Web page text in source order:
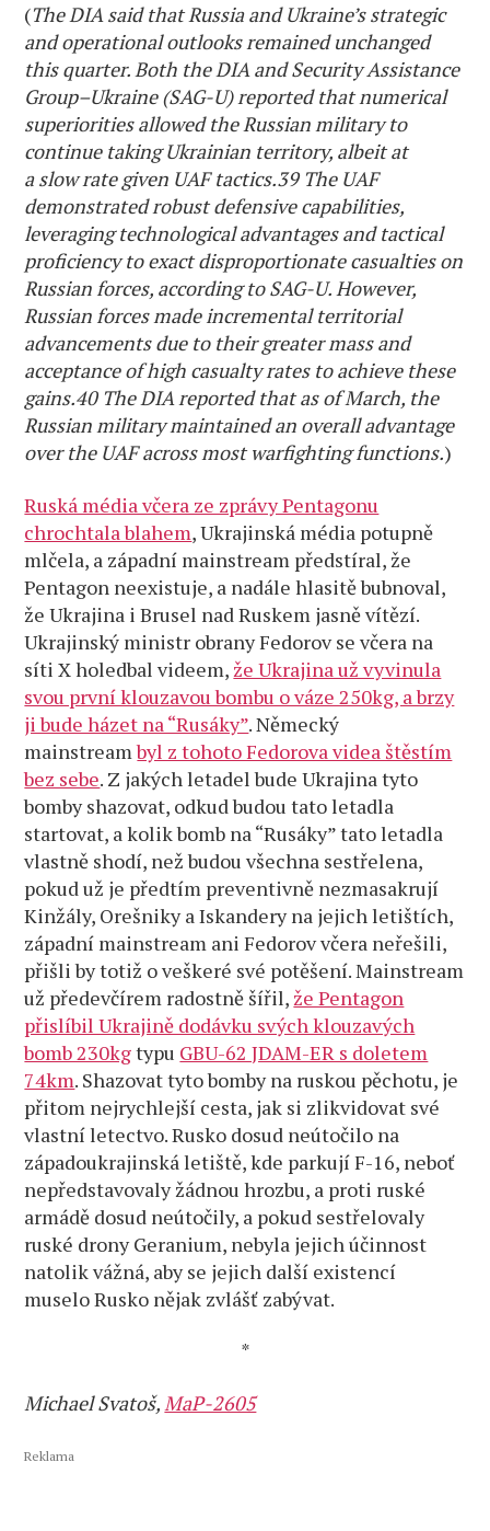
(The DIA said that Russia and Ukraine’s strategic
and operational outlooks remained unchanged
this quarter. Both the DIA and Security Assistance
Group–Ukraine (SAG-U) reported that numerical
superiorities allowed the Russian military to
continue taking Ukrainian territory, albeit at
a slow rate given UAF tactics.39 The UAF
demonstrated robustdefensive capabilities,
leveraging technological advantages and tactical
proficiency to exact disproportionate casualties on
Russian forces, according to SAG-U. However,
Russian forces made incremental territorial
advancements due to their greater mass and
acceptance of high casualty rates to achieve these
gains.40 The DIA reported that as of March, the
Russian military maintained an overall advantage
over the UAF across most warfighting functions.)
Ruská média včera ze zprávy Pentagonu
chrochtala blahem, Ukrajinská média potupně
mlčela, a západní mainstream předstíral, že
Pentagon neexistuje, a nadále hlasitě bubnoval,
že Ukrajina i Brusel nad Ruskem jasně vítězí.
Ukrajinský ministr obrany Fedorov se včera na
síti X holedbal videem, že Ukrajina už vyvinula
svou první klouzavou bombu o váze 250kg, a brzy
ji bude házet na “Rusáky”. Německý
mainstreambyl z tohoto Fedorova videa štěstím
bez sebe. Z jakých letadel bude Ukrajina tyto
bomby shazovat, odkud budou tato letadla
startovat, a kolik bomb na “Rusáky” tato letadla
vlastně shodí, než budou všechna sestřelena,
pokud už je předtím preventivně nezmasakrují
Kinžály, Orešniky a Iskandery na jejich letištích,
západní mainstream ani Fedorov včera neřešili,
přišli by totiž o veškeré své potěšení. Mainstream
už předevčírem radostně šířil, že Pentagon
přislíbil Ukrajině dodávku svých klouzavých
bomb 230kgtypu GBU-62 JDAM-ER s doletem
74km. Shazovat tyto bomby na ruskou pěchotu, je
přitom nejrychlejší cesta, jak si zlikvidovat své
vlastní letectvo. Rusko dosud neútočilo na
západoukrajinská letiště, kde parkují F-16, neboť
nepředstavovaly žádnou hrozbu, a proti ruské
armádě dosud neútočily, a pokud sestřelovaly
ruské drony Geranium, nebyla jejich účinnost
natolik vážná, aby se jejich další existencí
muselo Rusko nějak zvlášť zabývat.
*
Michael Svatoš, MaP-2605
Reklama